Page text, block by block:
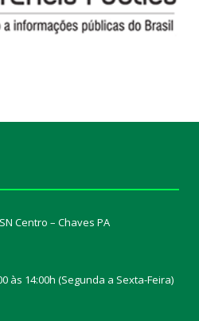
Centro – Chaves PA
às 14:00h (Segunda a Sexta-Feira)